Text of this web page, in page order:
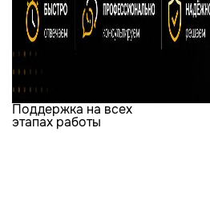
Поддержка на всех
этапах работы